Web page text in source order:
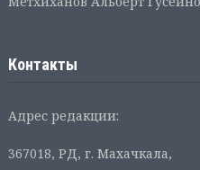
Контакты
Адрес редакции:
367018, РД, г. Махачкала,